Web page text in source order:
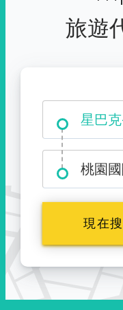
旅遊
大霸
桃園
現在